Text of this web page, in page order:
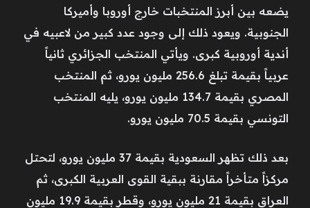
يضعه بين أبرز المنتخبات خارج أوروبا وأميركا
الجنوبية. ويعود ذلك إلى وجود عدد كبير من لاعبيه في
أندية أوروبية كبرى. ويأتي المنتخب الجزائري ثانياً
عربياً بقيمة تبلغ 256.6 مليون يورو، ثم المنتخب
المصري بقيمة 134.7 مليون يورو، يليه المنتخب
التونسي بقيمة 70.5 مليون يورو.
بعد ذلك تظهر السعودية بقيمة 37 مليون يورو، لتحتل
مركزاً متأخراً مقارنة ببقية القوى العربية الكبرى، ثم
العراق بقيمة 21 مليون يورو، وقطر بقيمة 19.9 مليون